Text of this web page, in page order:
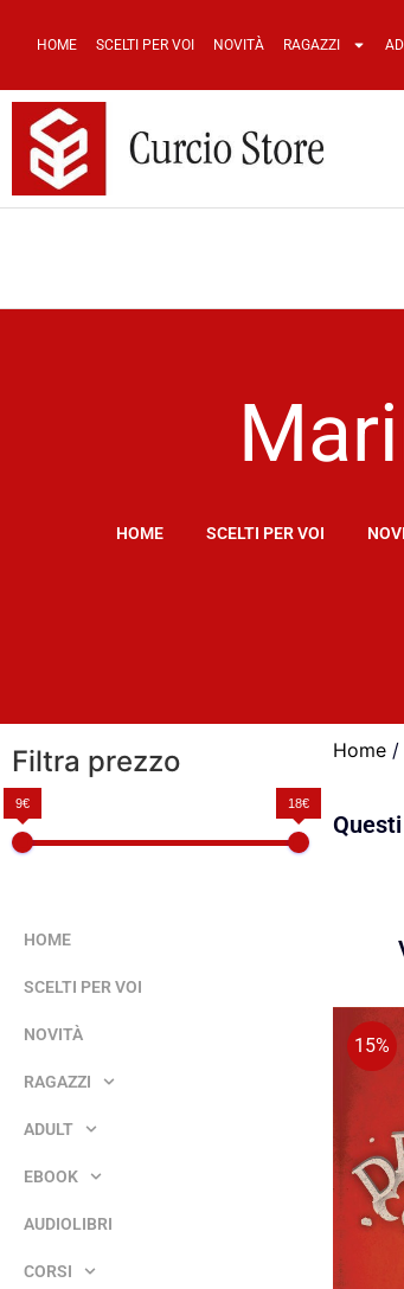
HOME SCELTI PER VOI NOVITÀ RAGAZZI
HOME SCELTI PER VOI
Filtra prezzo
9€ 18€
HOME
SCELTI PER VOI
NOVITÀ
RAGAZZI
ADULT
EBOOK
AUDIOLIBRI
CORSI
Home /
15%